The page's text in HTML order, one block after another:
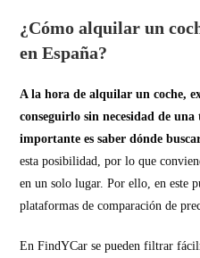
¿Cómo alquilar un
en España?
A la hora de alquilar un coche,
conseguirlo sin necesidad de
importante es saber dónde
esta posibilidad, por lo que
en un solo lugar. Por ello, en este
plataformas de comparación de
En FindYCar se pueden filtrar